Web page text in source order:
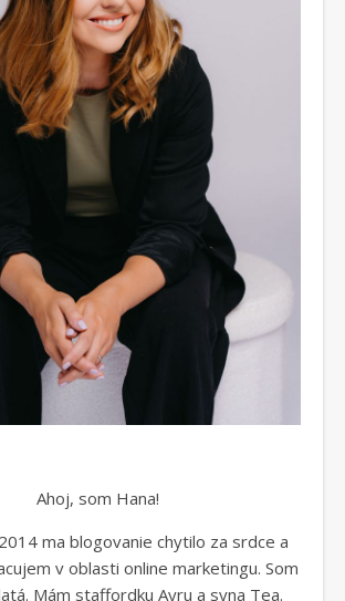
Ahoj, som Hana!
ma blogovanie chytilo za srdce a
v oblasti online marketingu. Som
Mám staffordku Ayru a syna Tea.